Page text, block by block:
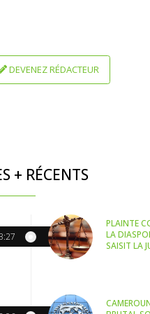
DEVENEZ RÉDACTEUR
+ RÉCENTS
PLAINTE
LA
SAISIT LA